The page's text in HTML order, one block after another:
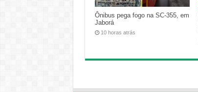
Ônibus pega fogo na SC-355, em
Jaborá
10 horas atrás